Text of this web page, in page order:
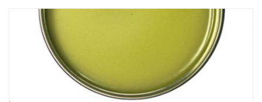
SIGARETTE ELETTRONICHE
CAPSULE CAFFÈ
BATTERIE APPARECCHI ACUSTICI